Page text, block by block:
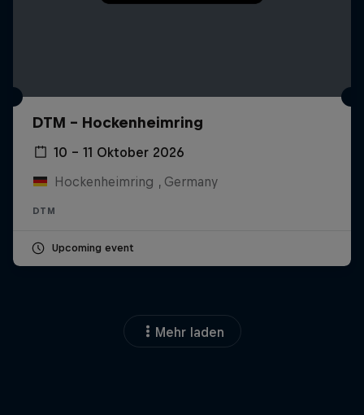
DTM – Hockenheimring
10 – 11 Oktober 2026
Hockenheimring , Germany
DTM
Upcoming event
Mehr laden